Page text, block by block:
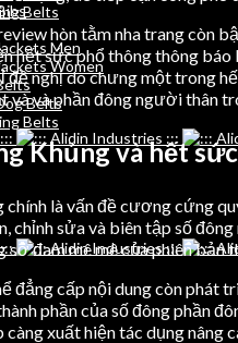
Belts
Men
Women
Belts
Belts
hòn tằm nha trang còn
hết sức phổ thông thông báo
đề nghị do chưng một trong
và và phần đông người thân
Khủng và hết
là vấn đề cương cứng
chỉnh sửa và biên tập số
sở đam mê mê của phiên bản
đẳng cấp nội dung còn phát
phần của số đông phần
xuất hiện tác dụng nâng